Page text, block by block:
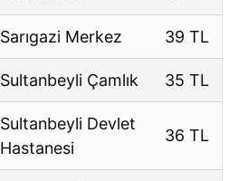
Sarıgazi Merkez 39 TL
Sultanbeyli Çamlık 35 TL
Sultanbeyli Devlet
Hastanesi
36 TL